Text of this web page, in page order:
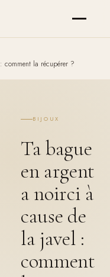
comment la récupérer ?
BIJOUX
Ta bague
en argent
a noirci à
cause de
la javel :
comment